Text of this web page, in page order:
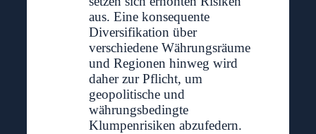
aus. Eine konsequente
Diversifikation über
verschiedene Währungsräume
und Regionen hinweg wird
daher zur Pflicht, um
geopolitische und
währungsbedingte
Klumpenrisiken abzufedern.